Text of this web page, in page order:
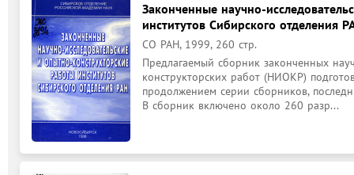
Законченные научно-
институтов Сибирского отделения
СО РАН, 1999, 260 стр.
Предлагаемый сборник законченных
конструкторских работ (НИОКР)
продолжением серии сборников,
В сборник включено около 260 разр...